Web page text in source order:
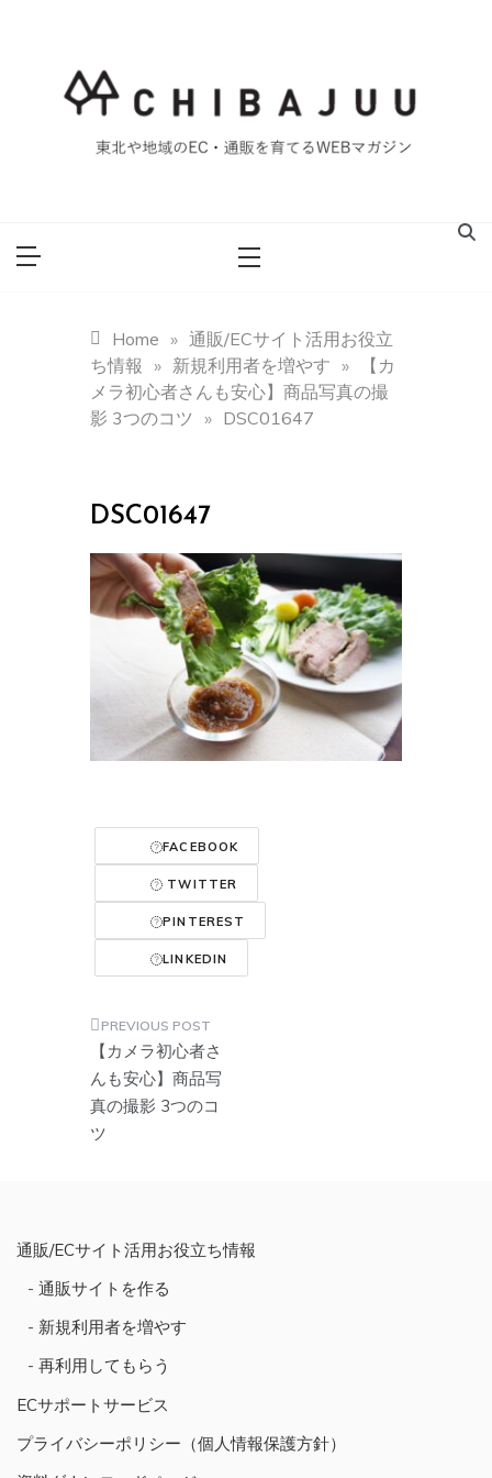
重ブログ
Home » 通販/ECサイト活用お役立
ち情報
» 新規利用者を増やす »
【カ
メラ初心者さんも安心】商品写真の撮
影 3つのコツ
» DSC01647
DSC01647
FACEBOOK
TWITTER
PINTEREST
LINKEDIN
投
稿
ナ
シ
ョ
【カメラ初心者さ
んも安心】商品写
真の撮影 3つのコ
ツ
通販/ECサイト活用お役立ち情報
通販サイトを作る
新規利用者を増やす
再利用してもらう
ECサポートサービス
プライバシーポリシー（個人情報保護方針）